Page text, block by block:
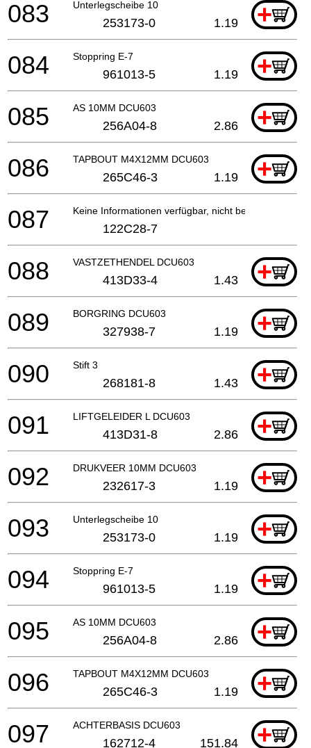
Unterlegscheibe 10 +
083 253173-0 1.19
Stoppring E-7 +
084 961013-5 1.19
AS 10MM DCU603 +
085 256A04-8 2.86
TAPBOUT M4X12MM DCU603 +
086 265C46-3 1.19
Keine Informationen verfügbar, nicht bestellbar
087 122C28-7
VASTZETHENDEL DCU603 +
088 413D33-4 1.43
BORGRING DCU603 +
089 327938-7 1.19
Stift 3 +
090 268181-8 1.43
LIFTGELEIDER L DCU603 +
091 413D31-8 2.86
DRUKVEER 10MM DCU603 +
092 232617-3 1.19
Unterlegscheibe 10 +
093 253173-0 1.19
Stoppring E-7 +
094 961013-5 1.19
AS 10MM DCU603 +
095 256A04-8 2.86
TAPBOUT M4X12MM DCU603 +
096 265C46-3 1.19
ACHTERBASIS DCU603 +
097 162712-4 151.84